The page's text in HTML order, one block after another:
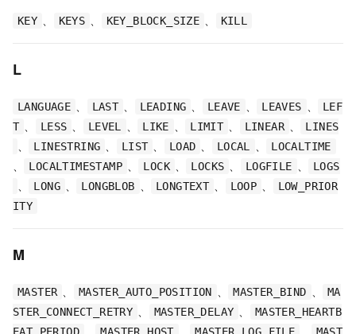
KEY KEYS KEY_BLOCK_SIZE KILL
L
LANGUAGE LAST LEADING LEAVE LEAVES
LEF
T
LESS LEVEL LIKE LIMIT LINEAR LINES
LINESTRING LIST LOAD LOCAL LOCALTIME
LOCALTIMESTAMP LOCK LOCKS LOGFILE LOGS
LONG LONGBLOB LONGTEXT LOOP
LOW_PRIOR
ITY
M
MASTER MASTER_AUTO_POSITION MASTER_BIND
MA
STER_CONNECT_RETRY
MASTER_DELAY
MASTER_HEARTB